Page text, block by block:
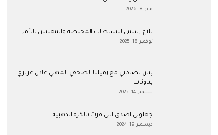
مايو 8, 2026
بلاغ رسمي للسلطات المختصة والمعنيين بالأمر
نوفمبر 18, 2025
بيان تضامني مع زميلنا الصحفي المهني عادل عزيزي
بتاونات
سبتمبر 14, 2025
جعلوني اصدق انني فزت بالكرة الذهبية
ديسمبر 19, 2024